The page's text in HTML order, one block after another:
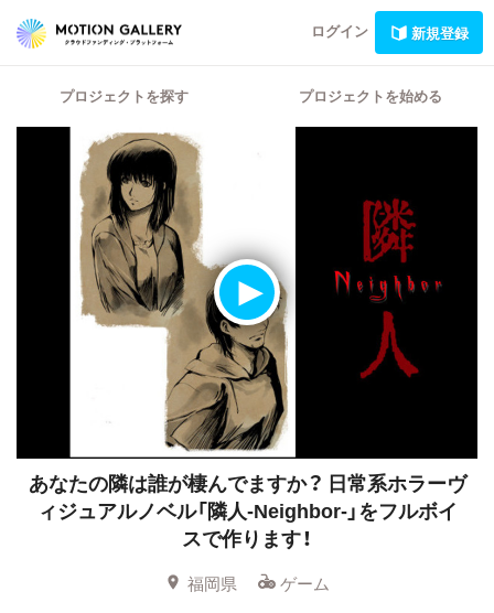
ログイン 新規登録
プロジェクトを探す プロジェクトを始める
あなたの隣は誰が棲んでますか？ 日常系ホラーヴ
ィジュアルノベル「隣人-Neighbor-」をフルボイ
スで作ります！
福岡県
ゲーム